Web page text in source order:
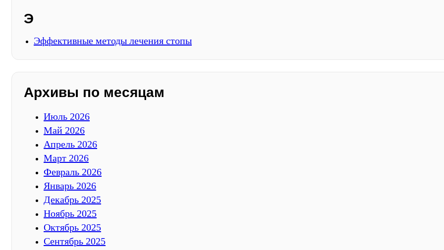
Э
Эффективные методы лечения стопы
Архивы по месяцам
Июль 2026
Май 2026
Апрель 2026
Март 2026
Февраль 2026
Январь 2026
Декабрь 2025
Ноябрь 2025
Октябрь 2025
Сентябрь 2025